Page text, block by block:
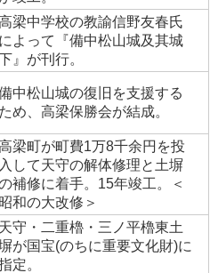
梁中学校の教諭信野友春氏
によって『備中松山城及其城
』が刊行。
中松山城の復旧を支援する
ため、高梁保勝会が結成。
梁町が町費1万8千余円を投
入して天守の解体修理と土塀
補修に着手。15年竣工。＜
昭和の大改修＞
天守・二重櫓・三ノ平櫓東土
が国宝(のちに重要文化財)に
定。